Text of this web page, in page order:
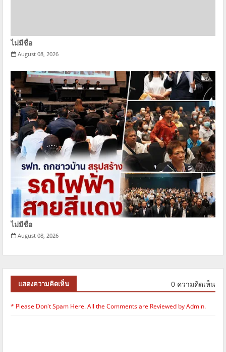
ไม่มีชื่อ
August 08, 2026
ไม่มีชื่อ
August 08, 2026
แสดงความคิดเห็น 0 ความคิดเห็น
* Please Don't Spam Here. All the Comments are Reviewed by Admin.